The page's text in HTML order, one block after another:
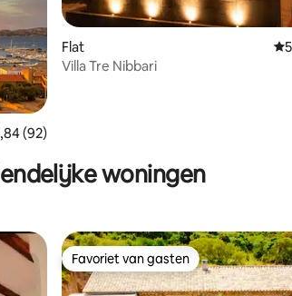
beoordeling van 4,84 op 5, 92
(92)
Flat
Villa Tre Nibbari
woningen
Favoriet van gasten
Favoriet van gasten